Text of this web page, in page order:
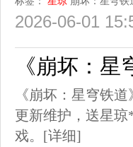
2026-06-01
《崩坏：
《崩坏：星穹铁
更新维护，送星琼
戏。 [详细]